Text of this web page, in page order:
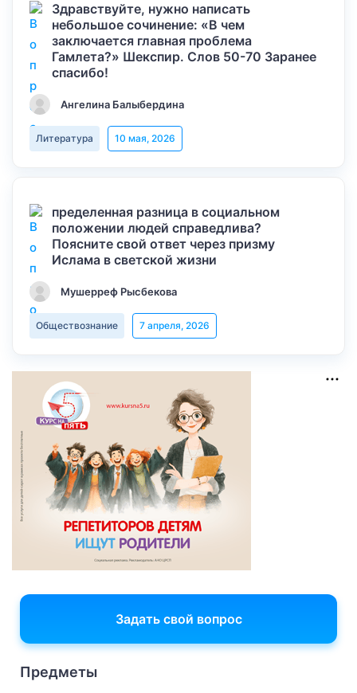
Здравствуйте, нужно написать
небольшое сочинение: «В чем
заключается главная проблема
Гамлета?» Шекспир. Слов 50-70 Заранее
спасибо!
Ангелина Балыбердина
Литература 10 мая, 2026
пределенная разница в социальном
положении людей справедлива?
Поясните свой ответ через призму
Ислама в светской жизни
Мушерреф Рысбекова
Обществознание 7 апреля, 2026
Задать свой вопрос
Предметы